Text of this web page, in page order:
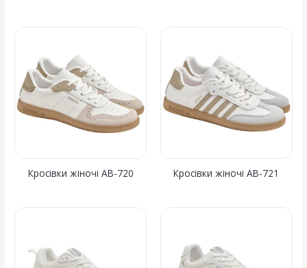
Кросівки жіночі AB-720 Кросівки жіночі AB-721